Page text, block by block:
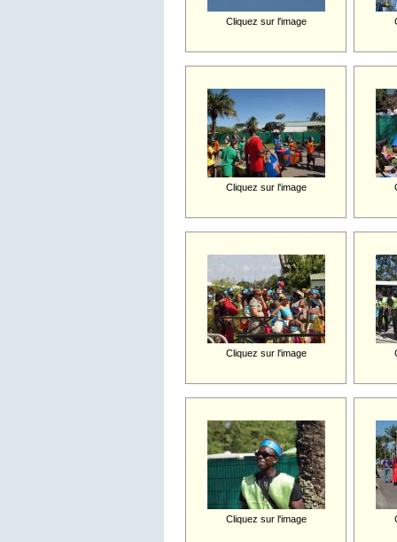
Cliquez sur l'image
Cliquez sur l'image
Cliquez sur l'image
Cliquez sur l'image